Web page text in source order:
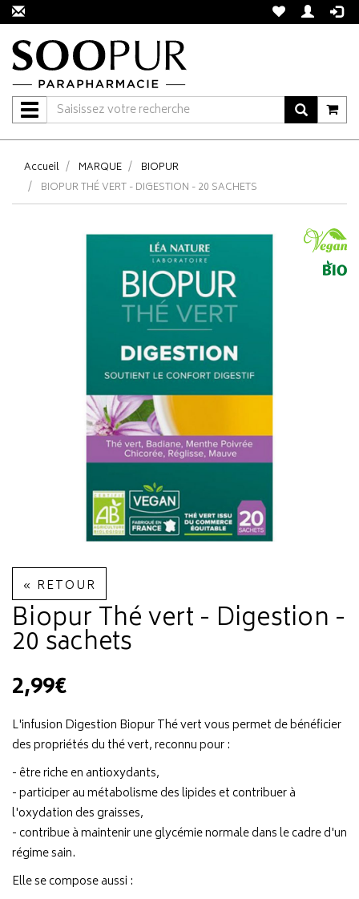
Navigation
Accueil MARQUE
BIOPUR
BIOPUR THÉ VERT - DIGESTION - 20 SACHETS
« RETOUR
Biopur Thé vert - Digestion -
20 sachets
2,99€
L'infusion Digestion Biopur Thé vert vous permet de bénéficier
des propriétés du thé vert, reconnu pour :
- être riche en antioxydants,
- participer au métabolisme des lipides et contribuer à
l'oxydation des graisses,
- contribue à maintenir une glycémie normale dans le cadre d'un
régime sain.
Elle se compose aussi :